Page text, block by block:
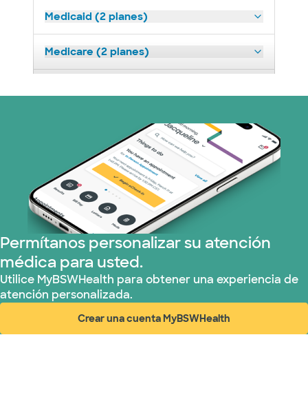
Medicaid (2 planes)
Medicare (2 planes)
Prism Electric (1 planes)
Plan de Salud Superior (19 planes)
Tricare (3 planes)
TriWest HealthCare (1 planes)
United HealthCare (32 planes)
WellMed (15 planes)
Permítanos personalizar su atención
médica para usted.
Utilice MyBSWHealth para obtener una experiencia de
atención personalizada.
Crear una cuenta MyBSWHealth
(abre en ventana nueva)